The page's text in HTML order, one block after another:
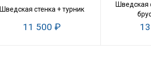
Шведская стенка + турник
11 500 ₽
Шведская